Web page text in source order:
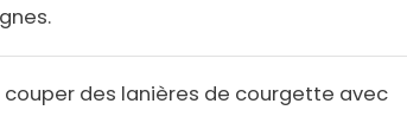
des lanières de courgette avec